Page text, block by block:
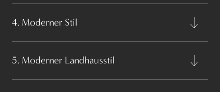
4. Moderner Stil
5. Moderner Landhausstil